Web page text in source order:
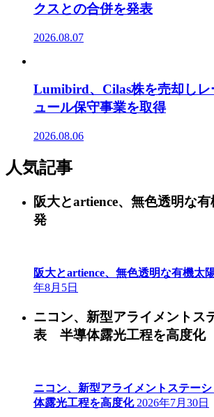
クスとの合併を発表
2026.08.07
Lumibird、Cilas株を売却しレ
ュール保守事業を取得
2026.08.06
人気記事
阪大とartience、無色透明な
発
阪大とartience、無色透明な有機太
年8月5日
ニコン、新型アライメントス
表 半導体露光工程を高度化
ニコン、新型アライメントステー
体露光工程を高度化 2026年7月30日